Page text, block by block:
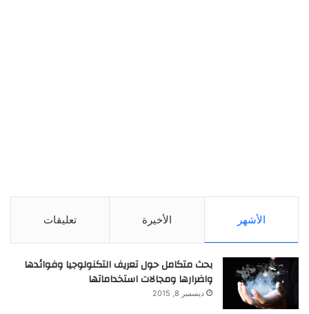
الأشهر الأخيرة تعليقات
بحث متكامل حول تعريف التكنولوجيا وفوائدها
واضرارها ومجالات استخداماتها
ديسمبر 8, 2015